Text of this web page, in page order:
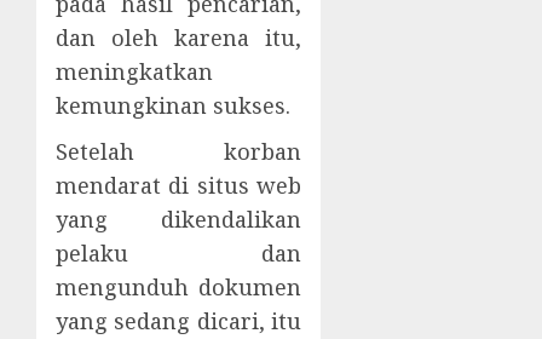
dan oleh karena itu,
meningkatkan
kemungkinan sukses.
Setelah korban
mendarat di situs web
yang dikendalikan
pelaku dan
mengunduh dokumen
yang sedang dicari, itu